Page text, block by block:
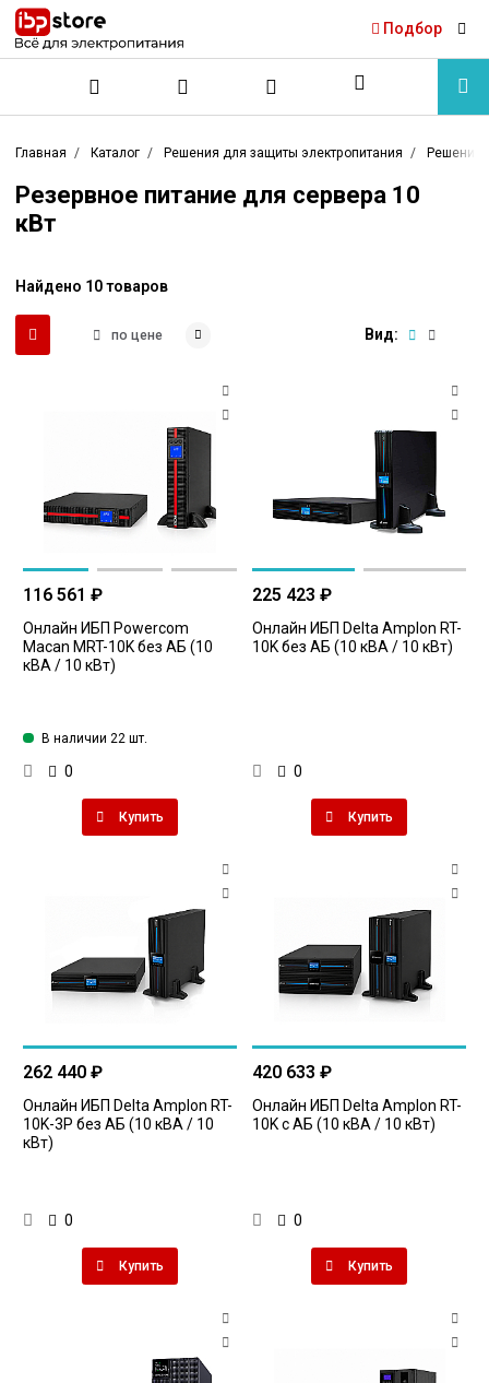
Подбор
Главная Каталог Решения для защиты электропитания Решения
Резервное питание для сервера 10
кВт
Найдено 10 товаров
по цене Вид:
116 561 ₽
Онлайн ИБП Powercom
Macan MRT-10K без АБ (10
кВА / 10 кВт)
В наличии 22 шт.
0
Купить
225 423 ₽
Онлайн ИБП Delta Amplon RT-
10K без АБ (10 кВА / 10 кВт)
0
Купить
262 440 ₽
Онлайн ИБП Delta Amplon RT-
10K-3P без АБ (10 кВА / 10
кВт)
0
Купить
420 633 ₽
Онлайн ИБП Delta Amplon RT-
10K c АБ (10 кВА / 10 кВт)
0
Купить